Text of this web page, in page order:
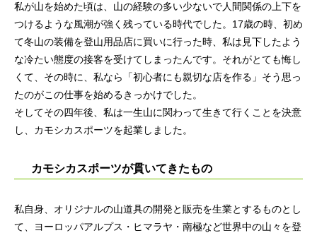
私が山を始めた頃は、山の経験の多い少ないで人間関係の上下を
つけるような風潮が強く残っている時代でした。17歳の時、初め
て冬山の装備を登山用品店に買いに行った時、私は見下したよう
な冷たい態度の接客を受けてしまったんです。それがとても悔し
くて、その時に、私なら「初心者にも親切な店を作る」そう思っ
たのがこの仕事を始めるきっかけでした。
そしてその四年後、私は一生山に関わって生きて行くことを決意
し、カモシカスポーツを起業しました。
カモシカスポーツが貫いてきたもの
私自身、オリジナルの山道具の開発と販売を生業とするものとし
て、ヨーロッパアルプス・ヒマラヤ・南極など世界中の山々を登